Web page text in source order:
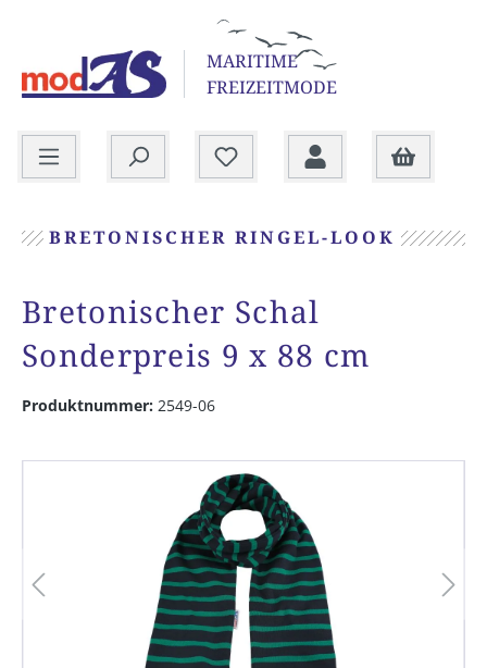
MARITIME
FREIZEITMODE
BRETONISCHER RINGEL-LOOK
Bretonischer Schal
Sonderpreis 9 x 88 cm
Produktnummer: 2549-06